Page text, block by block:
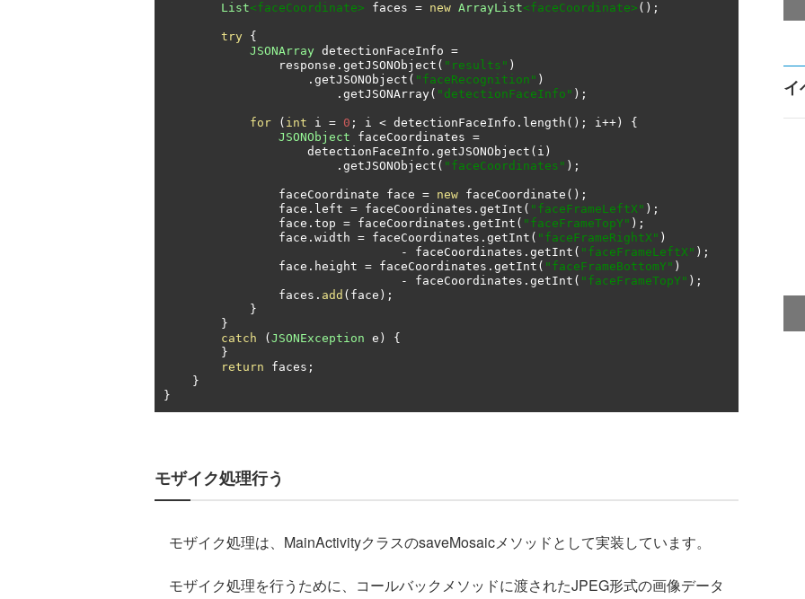
List<faceCoordinate> faces = new ArrayList<faceCoordinate> ();
try
{
JSONArray detectionFaceInfo =
                response
. getJSONObject ( "results" )
. getJSONObject ( "faceRecognition" )
. getJSONArray( "detectionFaceInfo" );
for ( int i = 0 ; i < detectionFaceInfo . length (); i++)
{
JSONObject faceCoordinates =
                    detectionFaceInfo
. getJSONObject ( i )
. getJSONObject ( "faceCoordinates" );
                faceCoordinate face
= new faceCoordinate ();
                face
. left = faceCoordinates . getInt ( "faceFrameLeftX" );
                face
. top = faceCoordinates . getInt ( "faceFrameTopY" );
                face
. width = faceCoordinates . getInt ( "faceFrameRightX" )
-
faceCoordinates . getInt ( "faceFrameLeftX" );
                face
. height = faceCoordinates . getInt ( "faceFrameBottomY" )
-
faceCoordinates . getInt ( "faceFrameTopY" );
                faces
. add ( face );
}
}
catch
( JSONException e )
{
}
return faces ;
}
}
モザイク処理行う
モザイク処理は、MainActivityクラスのsaveMosaicメソッドとして実装しています。
モザイク処理を行うために、コールバックメソッドに渡されたJPEG形式の画像データ
イ